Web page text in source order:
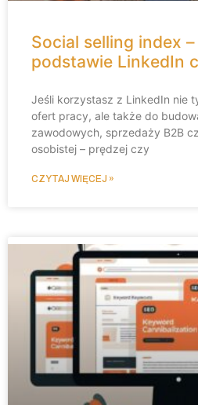
Social selling index
podstawie LinkedIn
Jeśli korzystasz z LinkedIn nie
ofert pracy, ale także do
zawodowych, sprzedaży B2B
osobistej – prędzej czy
CZYTAJ WIĘCEJ »